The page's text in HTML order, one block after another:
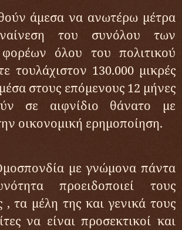
άμεσα να ανωτέρω μέτρα
του συνόλου των
όλου του πολιτικού
τουλάχιστον 130.000 μικρές
μέσα στους επόμενους 12 μήνες
σε αιφνίδιο θάνατο με
οικονομική ερημοποίηση.
με γνώμονα πάντα
προειδοποιεί τους
, τα μέλη της και γενικά τους
να είναι προσεκτικοί και